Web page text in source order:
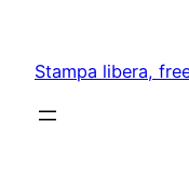
content
Stampa libera,